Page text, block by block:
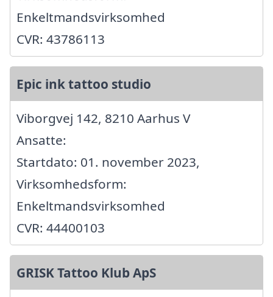
Enkeltmandsvirksomhed
CVR: 43786113
Epic ink tattoo studio
Viborgvej 142, 8210 Aarhus V
Ansatte:
Startdato: 01. november 2023,
Virksomhedsform:
Enkeltmandsvirksomhed
CVR: 44400103
GRISK Tattoo Klub ApS